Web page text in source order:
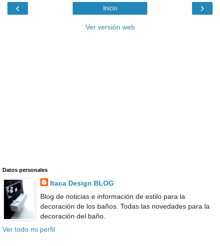
‹ ›
Inicio
Ver versión web
Datos personales
Itaca Design BLOG
Blog de noticias e información de estilo para la
decoración de los baños. Todas las novedades para la
decoración del baño.
Ver todo mi perfil